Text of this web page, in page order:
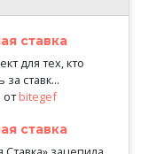
ставка
для тех, кто
за ставк...
отbitegef
ставка